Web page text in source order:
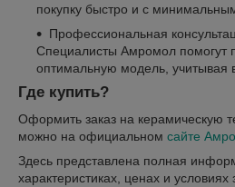
покупку быстро и с
Профессиональная
Специалисты Амромол помогут
оптимальную модель, учитывая
Где купить?
Оформить заказ на керамическую
можно на официальном сайте
Здесь представлена полная
характеристиках, ценах и условиях